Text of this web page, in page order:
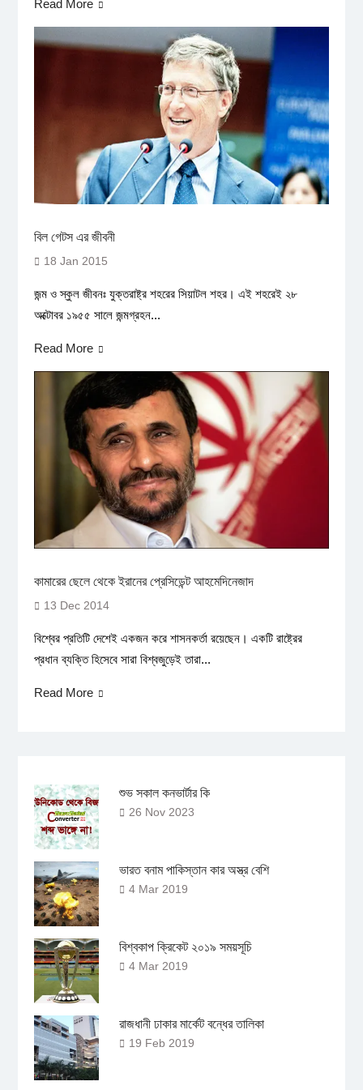
Read More
বিল গেটস এর জীবনী
18 Jan 2015
জন্ম ও স্কুল জীবনঃ যুক্তরাষ্ট্র শহরের সিয়াটল শহর। এই শহরেই ২৮
অক্টোবর ১৯৫৫ সালে জন্মগ্রহন...
Read More
কামারের ছেলে থেকে ইরানের প্রেসিডেন্ট আহমেদিনেজাদ
13 Dec 2014
বিশ্বের প্রতিটি দেশেই একজন করে শাসনকর্তা রয়েছেন। একটি রাষ্ট্রের
প্রধান ব্যক্তি হিসেবে সারা বিশ্বজুড়েই তারা...
Read More
শুভ সকাল কনভার্টার কি
26 Nov 2023
ভারত বনাম পাকিস্তান কার অস্ত্র বেশি
4 Mar 2019
বিশ্বকাপ ক্রিকেট ২০১৯ সময়সূচি
4 Mar 2019
রাজধানী ঢাকার মার্কেট বন্ধের তালিকা
19 Feb 2019